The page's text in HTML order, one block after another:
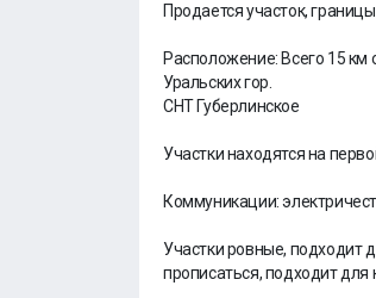
Продается участок,
Расположение: Всего 15 км
Уральских гор.
СНТ Губерлинское
Участки находятся на
Коммуникации:
Участки ровные, подходит
прописаться, подходит для